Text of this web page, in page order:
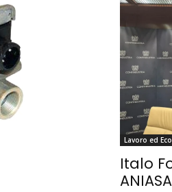
Lavoro ed
Italo